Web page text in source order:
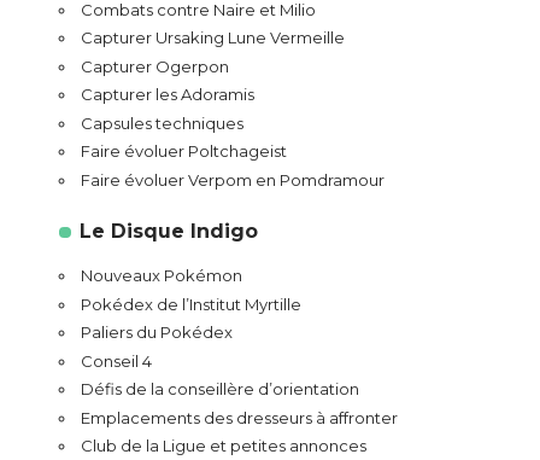
Combats contre Naire et Milio
Capturer Ursaking Lune Vermeille
Capturer Ogerpon
Capturer les Adoramis
Capsules techniques
Faire évoluer Poltchageist
Faire évoluer Verpom en Pomdramour
Le Disque Indigo
Nouveaux Pokémon
Pokédex de l’Institut Myrtille
Paliers du Pokédex
Conseil 4
Défis de la conseillère d’orientation
Emplacements des dresseurs à affronter
Club de la Ligue et petites annonces